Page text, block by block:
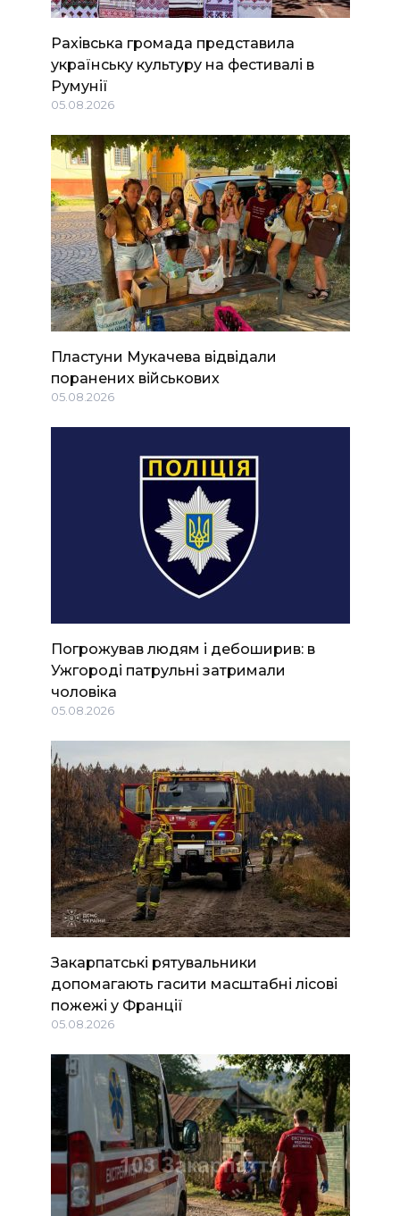
Рахівська громада представила
українську культуру на фестивалі в
Румунії
05.08.2026
Пластуни Мукачева відвідали
поранених військових
05.08.2026
Погрожував людям і дебоширив: в
Ужгороді патрульні затримали
чоловіка
05.08.2026
Закарпатські рятувальники
допомагають гасити масштабні лісові
пожежі у Франції
05.08.2026